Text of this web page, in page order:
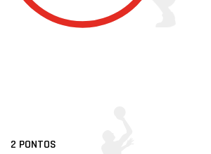
2 PONTOS